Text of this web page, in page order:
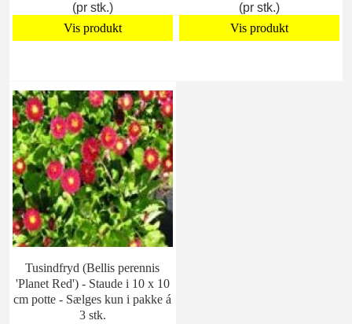
(pr stk.)
Vis produkt
(pr stk.)
Vis produkt
Tusindfryd (Bellis perennis
'Planet Red') - Staude i 10 x 10
cm potte - Sælges kun i pakke á
3 stk.